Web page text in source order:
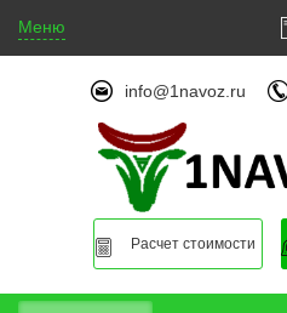
Меню
info@1navoz.ru
Расчет стоимости